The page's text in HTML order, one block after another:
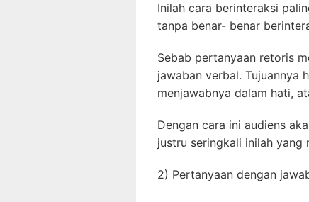
Inilah cara berinteraksi
tanpa benar- benar
Sebab pertanyaan retoris
jawaban verbal. Tujuannya
menjawabnya dalam hati,
Dengan cara ini audiens
justru seringkali inilah yang
2) Pertanyaan dengan